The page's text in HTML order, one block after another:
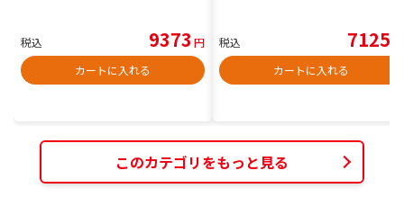
税込 9373 円
カートに入れる
税込 7125
カートに入れる
このカテゴリをもっと見る